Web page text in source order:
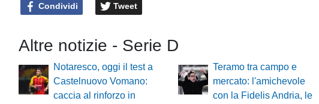
Condividi Tweet
Altre notizie - Serie D
Notaresco, oggi il test a
Castelnuovo Vomano:
caccia al rinforzo in
Teramo tra campo e
mercato: l'amichevole
con la Fidelis Andria, le